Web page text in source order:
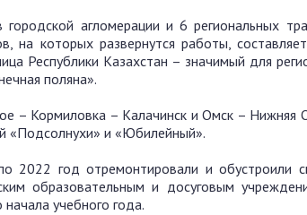
агломерации и 6 региональных
на которых развернутся работы,
Республики Казахстан – значимый для
поляна».
– Кормиловка – Калачинск и Омск – Нижняя
«Подсолнухи» и «Юбилейный».
2022 год отремонтировали и обустроили
образовательным и досуговым
учебного года.